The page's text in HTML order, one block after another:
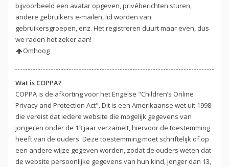
bijvoorbeeld een avatar opgeven, privéberichten sturen,
andere gebruikers e-mailen, lid worden van
gebruikersgroepen, enz. Het registreren duurt maar even, dus
we raden het zeker aan!
Omhoog
Wat is COPPA?
COPPA is de afkorting voor het Engelse "Children’s Online
Privacy and Protection Act". Dit is een Amerikaanse wet uit 1998
die vereist dat iedere website die mogelijk gegevens van
jongeren onder de 13 jaar verzamelt, hiervoor de toestemming
heeft van de ouders. Deze toestemming moet schriftelijk of op
een andere wijze gegeven worden, zodat de ouders weten dat
de website persoonlijke gegevens van hun kind, jonger dan 13,